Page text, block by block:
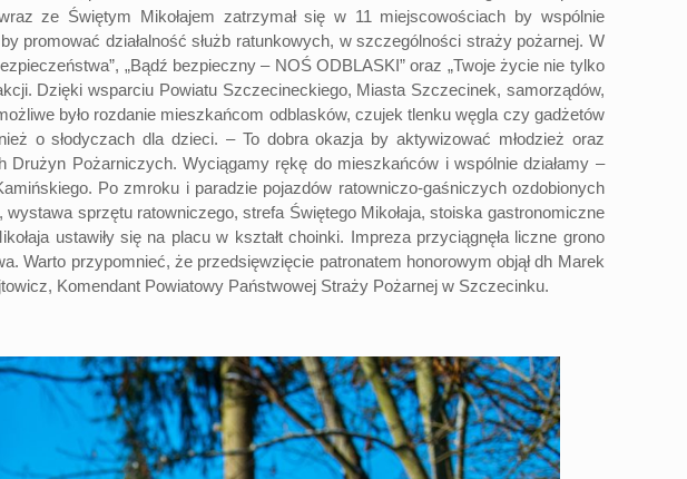
ze Świętym Mikołajem zatrzymał się w 11 miejscowościach by wspólnie
działalność służb ratunkowych, w szczególności straży pożarnej. W
„Bądź bezpieczny – NOŚ ODBLASKI” oraz „Twoje życie nie tylko
Dzięki wsparciu Powiatu Szczecineckiego, Miasta Szczecinek, samorządów,
było rozdanie mieszkańcom odblasków, czujek tlenku węgla czy gadżetów
o słodyczach dla dzieci. – To dobra okazja by aktywizować młodzież oraz
Pożarniczych. Wyciągamy rękę do mieszkańców i wspólnie działamy –
Po zmroku i paradzie pojazdów ratowniczo-gaśniczych ozdobionych
sprzętu ratowniczego, strefa Świętego Mikołaja, stoiska gastronomiczne
ustawiły się na placu w kształt choinki. Impreza przyciągnęła liczne grono
Warto przypomnieć, że przedsięwzięcie patronatem honorowym objął dh Marek
Komendant Powiatowy Państwowej Straży Pożarnej w Szczecinku.